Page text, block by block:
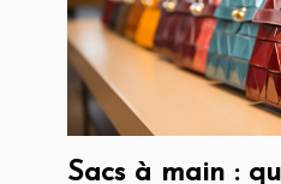
Sacs à main :